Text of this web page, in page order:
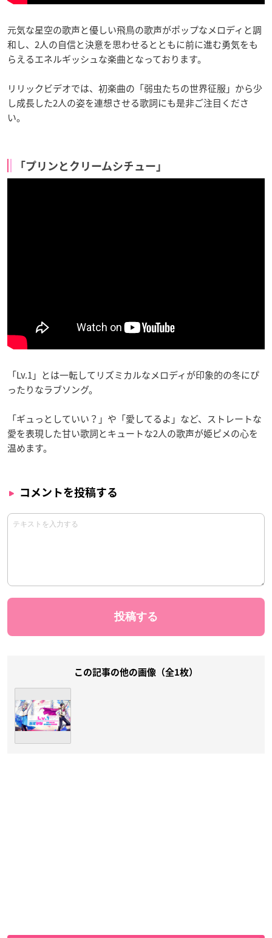
元気な星空の歌声と優しい飛鳥の歌声がポップなメロディと調
和し、2人の自信と決意を思わせるとともに前に進む勇気をも
らえるエネルギッシュな楽曲となっております。
リリックビデオでは、初楽曲の「弱虫たちの世界征服」から少
し成長した2人の姿を連想させる歌詞にも是非ご注目くださ
い。
「プリンとクリームシチュー」
「Lv.1」とは一転してリズミカルなメロディが印象的の冬にぴ
ったりなラブソング。
「ギュっとしていい？」や「愛してるよ」など、ストレートな
愛を表現した甘い歌詞とキュートな2人の歌声が姫ピメの心を
温めます。
コメントを投稿する
この記事の他の画像（全1枚）